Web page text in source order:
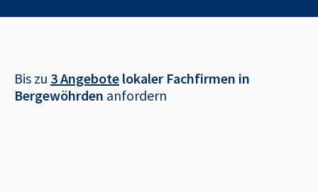
Bis zu 3 Angebote lokaler Fachfirmen in
Bergewöhrden anfordern